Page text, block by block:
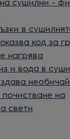
в
код за
нагрява
и вода в
на
свети